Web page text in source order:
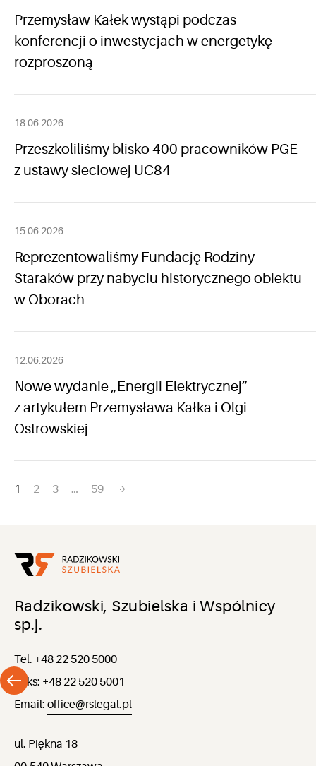
Przemysław Kałek wystąpi podczas
konferencji o inwestycjach w energetykę
rozproszoną
18.06.2026
Przeszkoliliśmy blisko 400 pracowników PGE
z ustawy sieciowej UC84
15.06.2026
Reprezentowaliśmy Fundację Rodziny
Staraków przy nabyciu historycznego obiektu
w Oborach
12.06.2026
Nowe wydanie „Energii Elektrycznej”
z artykułem Przemysława Kałka i Olgi
Ostrowskiej
Nawigacja
1 2 3 … 59
Radzikowski, Szubielska i Wspólnicy
sp.j.
Tel. +48 22 520 5000
Faks: +48 22 520 5001
Email: office@rslegal.pl
ul. Piękna 18